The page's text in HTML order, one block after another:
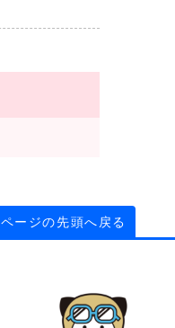
ページの先頭へ戻る